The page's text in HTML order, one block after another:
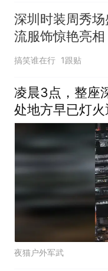
深圳时装周秀
流服饰惊艳亮相
击不容错过
搞笑谁在行 1跟贴
凌晨3点，整座
处地方早已灯火
夜猫户外军武